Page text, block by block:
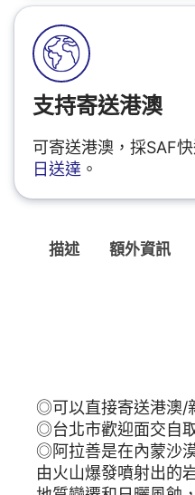
支持寄送港澳
可寄送港澳，採SAF
日送達 。
描述 額外資訊
◎可以直接寄送港澳/
◎台北市歡迎面交自
◎阿拉善是在內蒙沙
由火山爆發噴射出的